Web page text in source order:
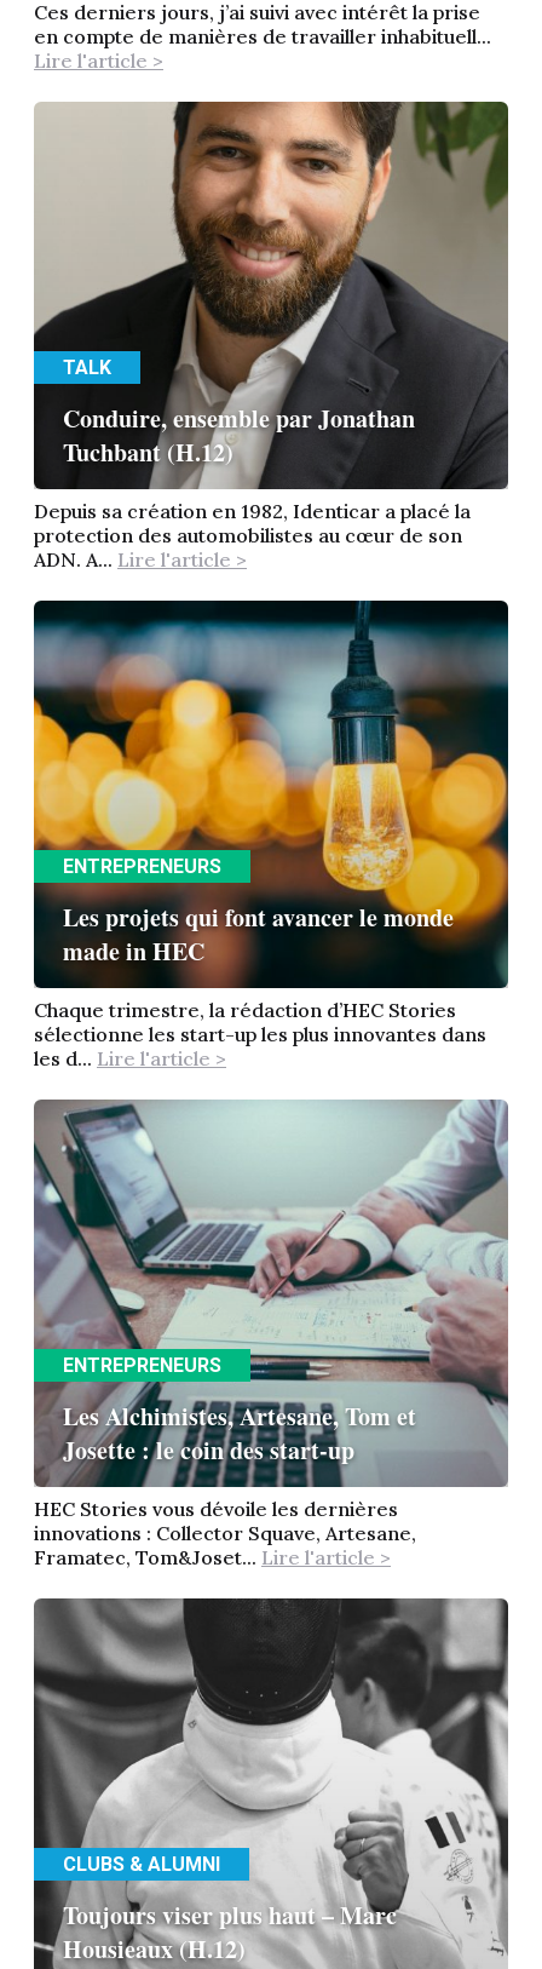
Ces derniers jours, j’ai suivi avec intérêt la prise
en compte de manières de travailler inhabituell...
Lire l'article >
TALK
Conduire, ensemble par Jonathan
Tuchbant (H.12)
Depuis sa création en 1982, Identicar a placé la
protection des automobilistes au cœur de son
ADN. A... Lire l'article >
ENTREPRENEURS
Les projets qui font avancer le monde
made in HEC
Chaque trimestre, la rédaction d’HEC Stories
sélectionne les start-up les plus innovantes dans
les d... Lire l'article >
ENTREPRENEURS
Les Alchimistes, Artesane, Tom et
Josette : le coin des start-up
HEC Stories vous dévoile les dernières
innovations : Collector Squave, Artesane,
Framatec, Tom&Joset... Lire l'article >
CLUBS & ALUMNI
Toujours viser plus haut – Marc
Housieaux (H.12)